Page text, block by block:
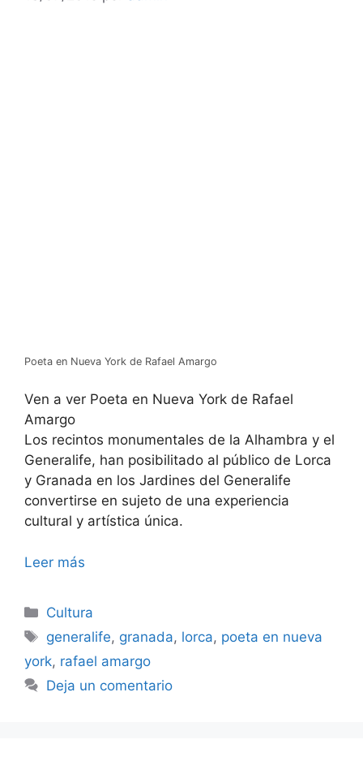
Poeta en Nueva York de Rafael Amargo
Ven a ver Poeta en Nueva York de Rafael
Amargo
Los recintos monumentales de la Alhambra y el
Generalife, han posibilitado al público de Lorca
y Granada en los Jardines del Generalife
convertirse en sujeto de una experiencia
cultural y artística única.
Leer más
Categorías
Cultura
Etiquetas
generalife, granada, lorca, poeta en nueva
york, rafael amargo
Deja un comentario